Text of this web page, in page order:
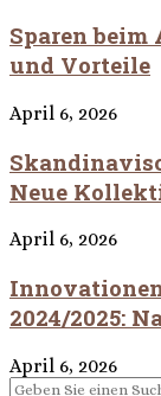
Sparen beim
und Vorteile
April 6, 2026
Neue
April 6, 2026
2024/2025:
April 6, 2026